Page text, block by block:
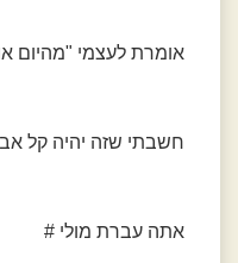
אומרת לעצמי "מהיום
חשבתי שזה יהיה קל
אתה עברת מולי #